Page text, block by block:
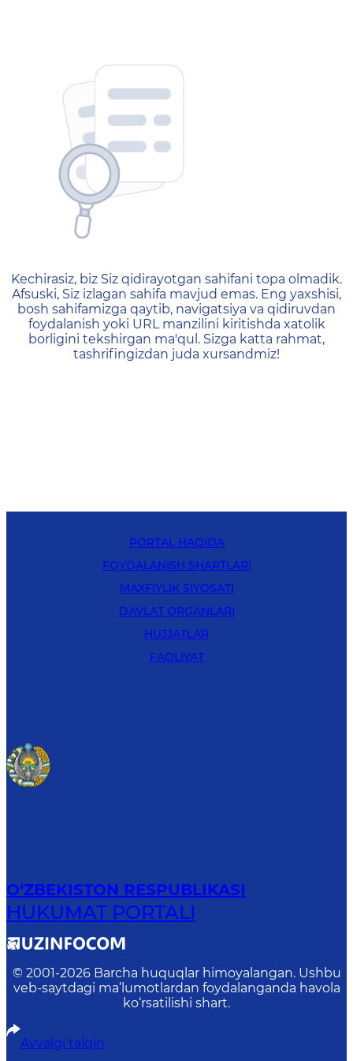
404 — Страница не
Kechirasiz, biz Siz qidirayotgan sahifani topa olmadik.
Afsuski, Siz izlagan sahifa mavjud emas. Eng yaxshisi,
bosh sahifamizga qaytib, navigatsiya va qidiruvdan
foydalanish yoki URL manzilini kiritishda xatolik
borligini tekshirgan ma'qul. Sizga katta rahmat,
tashrifingizdan juda xursandmiz!
PORTAL HAQIDA
FOYDALANISH SHARTLARI
MAXFIYLIK SIYOSATI
DAVLAT ORGANLARI
HUJJATLAR
FAOLIYAT
O‘ZBEKISTON RESPUBLIKASI
HUKUMAT PORTALI
© 2001-2026 Barcha huquqlar himoyalangan. Ushbu
veb-saytdagi ma’lumotlardan foydalanganda havola
ko‘rsatilishi shart.
Avvalgi talqin